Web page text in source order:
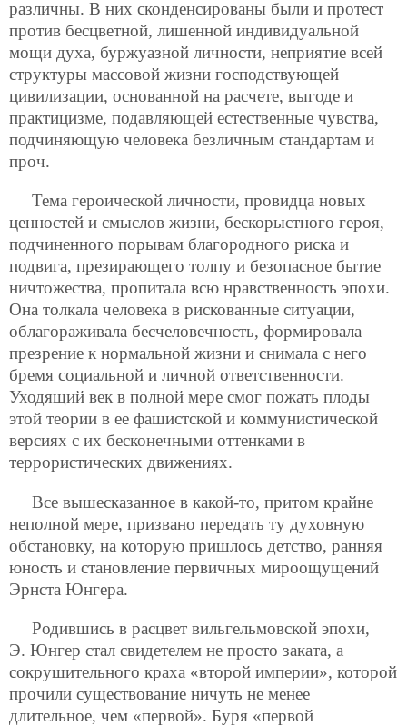
различны. В них сконденсированы были и протест
против бесцветной, лишенной индивидуальной
мощи духа, буржуазной личности, неприятие всей
структуры массовой жизни господствующей
цивилизации, основанной на расчете, выгоде и
практицизме, подавляющей естественные чувства,
подчиняющую человека безличным стандартам и
проч.
Тема героической личности, провидца новых
ценностей и смыслов жизни, бескорыстного героя,
подчиненного порывам благородного риска и
подвига, презирающего толпу и безопасное бытие
ничтожества, пропитала всю нравственность эпохи.
Она толкала человека в рискованные ситуации,
облагораживала бесчеловечность, формировала
презрение к нормальной жизни и снимала с него
бремя социальной и личной ответственности.
Уходящий век в полной мере смог пожать плоды
этой теории в ее фашистской и коммунистической
версиях с их бесконечными оттенками в
террористических движениях.
Все вышесказанное в какой-то, притом крайне
неполной мере, призвано передать ту духовную
обстановку, на которую пришлось детство, ранняя
юность и становление первичных мироощущений
Эрнста Юнгера.
Родившись в расцвет вильгельмовской эпохи,
Э. Юнгер стал свидетелем не просто заката, а
сокрушительного краха «второй империи», которой
прочили существование ничуть не менее
длительное, чем «первой». Буря «первой